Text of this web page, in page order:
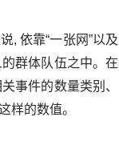
, 依靠“一张网”以及
群体队伍之中。在
事件的数量类别、
样的数值。